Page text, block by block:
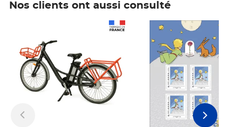
Nos clients ont aussi consulté
Prix 7,50€